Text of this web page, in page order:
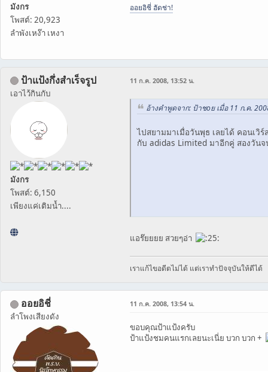
มังกร
โพสต์: 20,923
ลำพังเหง๊า เหงา
ออยอิชี่ ฮัดช่า!
ป้าแป้งกึ่งสำเร็จรูป
เอาไว้กินกับ
มังกร
โพสต์: 6,150
เพียงแค่เติมน้ำ....
11 ก.ค. 2008, 13:52 น.
อ้างคำพูดจาก: ป้าชoย เมื่อ 11 ก.ค.
ไปสยามมาเมื่อวันพุธ เลยได้ คอนเวิ
กับ adidas Limited มาอีกคู่ สองวันจ
แอร๊ยยยย สวยๆอ่า
เราแก้ไขอดีตไม่ได้ แต่เราทำปัจจุบันให้ดีได้
ออยอิชี่
ลำโพงเสียงดัง
11 ก.ค. 2008, 13:54 น.
ขอบคุณป้าแป้งครับ
ป้าแป้งชมคนแรกเลยนะเนี่ย บวก บวก +